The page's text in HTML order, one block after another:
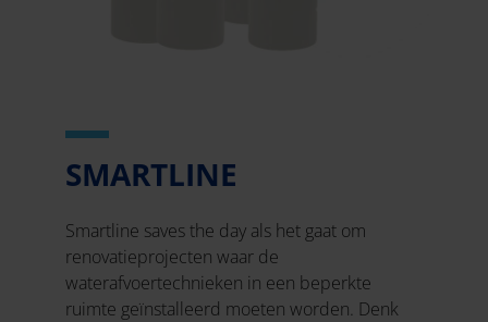
SMARTLINE
Smartline saves the day als het gaat om
renovatieprojecten waar de
waterafvoertechnieken in een beperkte
ruimte geïnstalleerd moeten worden. Denk